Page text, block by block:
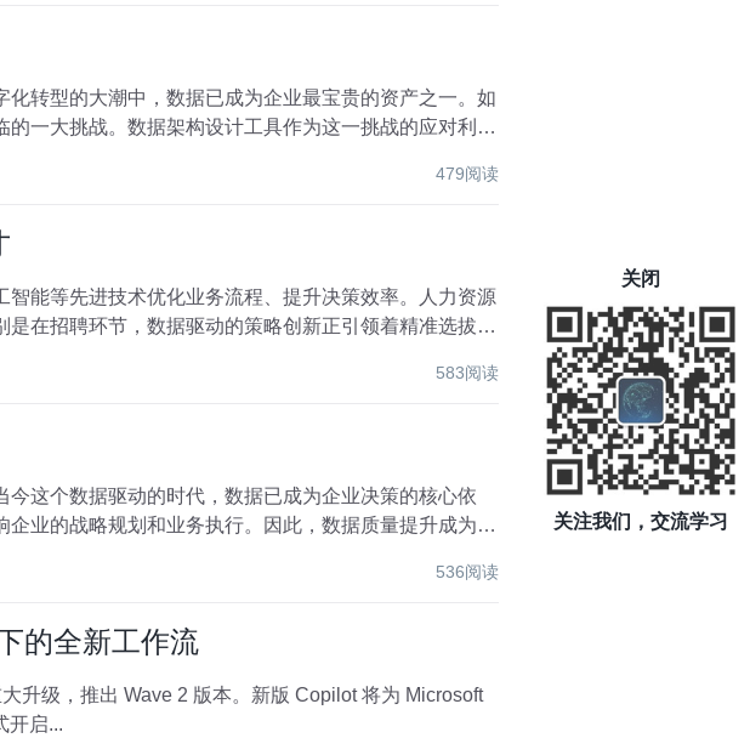
转型的大潮中，数据已成为企业最宝贵的资产之一。如
一大挑战。数据架构设计工具作为这一挑战的应对利
479阅读
能等先进技术优化业务流程、提升决策效率。人力资源
在招聘环节，数据驱动的策略创新正引领着精准选拔人
583阅读
这个数据驱动的时代，数据已成为企业决策的核心依
业的战略规划和业务执行。因此，数据质量提升成为了
536阅读
的全新工作流
升级，推出 Wave 2 版本。新版 Copilot 将为 Microsoft
开启...
关闭
关注我们，交流学习